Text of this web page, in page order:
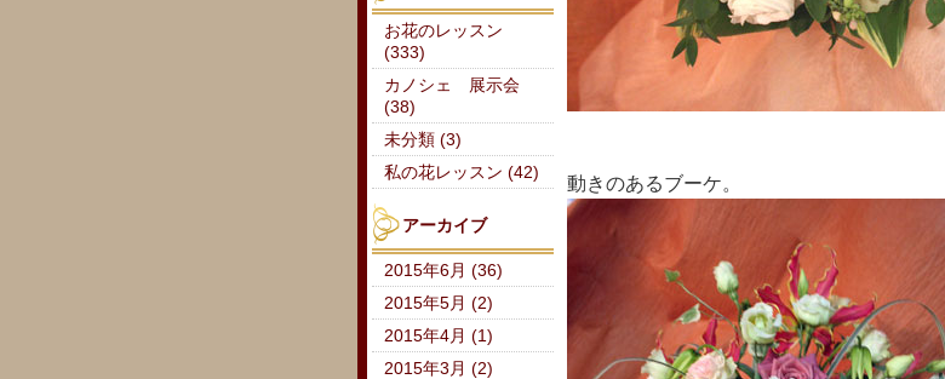
動きのあるブーケ。
お花のレッスン
(333)
カノシェ 展示会
(38)
未分類 (3)
私の花レッスン (42)
アーカイブ
2015年6月 (36)
2015年5月 (2)
2015年4月 (1)
2015年3月 (2)